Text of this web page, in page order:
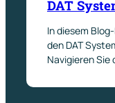
DAT
In diesem
den DAT
Navigieren Sie